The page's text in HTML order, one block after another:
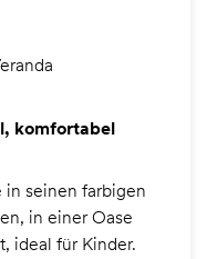
komfortabel
in seinen farbigen
in einer Oase
ideal für Kinder.